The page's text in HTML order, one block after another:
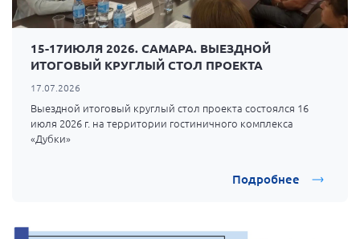
15-17ИЮЛЯ 2026. САМАРА. ВЫЕЗДНОЙ
ИТОГОВЫЙ КРУГЛЫЙ СТОЛ ПРОЕКТА
17.07.2026
Выездной итоговый круглый стол проекта состоялся 16
июля 2026 г. на территории гостиничного комплекса
«Дубки»
Подробнее